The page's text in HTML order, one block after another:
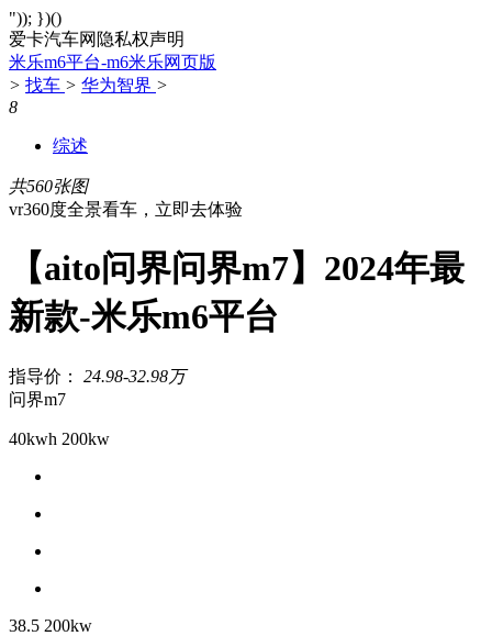
")); })()
爱卡汽车网隐私权声明
米乐m6平台-m6米乐网页版
> 找车 > 华为智界 >
8
综述
共560张图
vr360度全景看车，立即去体验
【aito问界问界m7】2024年最
新款-米乐m6平台
指导价： 24.98-32.98万
问界m7
40kwh 200kw
38.5 200kw